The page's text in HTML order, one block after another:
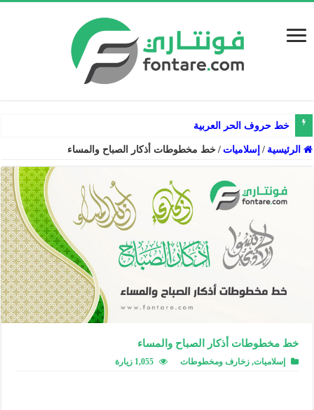
خط حروف الحر العربية
الرئيسية / إسلاميات / خط مخطوطات أذكار الصباح والمساء
خط مخطوطات أذكار الصباح والمساء
إسلاميات,زخارف ومخطوطات 1,055 زيارة